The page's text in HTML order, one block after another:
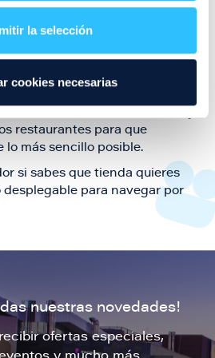
la selección
cookies necesarias
de ocio y shopping durante
de Puerto Venecia
restaurantes para que
lo más sencillo posible.
si sabes que tienda quieres
para navegar por
nuestras novedades!
ofertas especiales,